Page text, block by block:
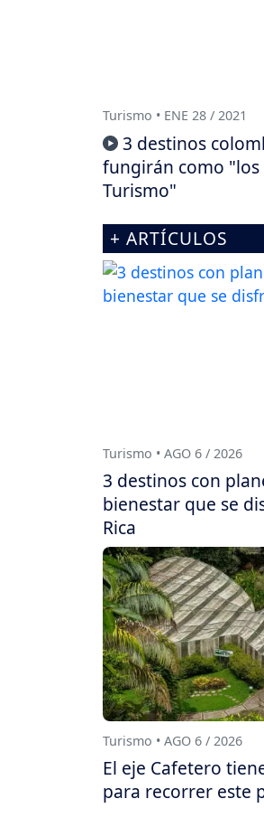
Turismo • ENE 28 / 2021
3 destinos
fungirán como "los
Turismo"
+ ARTÍCULOS
Turismo • AGO 6 / 2026
3 destinos con
bienestar que se
Rica
Turismo • AGO 6 / 2026
El eje Cafetero
para recorrer este